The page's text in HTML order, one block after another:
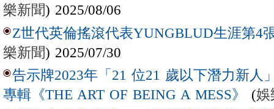
樂新聞) 2025/08/06
Z世代英倫搖滾代表YUNGBLUD生涯第4
樂新聞) 2025/07/30
告示牌2023年「21 位21 歲以下潛力新人
專輯《THE ART OF BEING A MESS》
(娛